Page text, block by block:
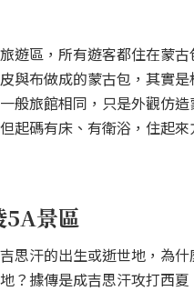
遊區，所有遊客都住在蒙古
與布做成的蒙古包，其實是
般旅館相同，只是外觀仿造
起碼有床、有衛浴，住起來
5A景區
思汗的出生或逝世地，為什
？據傳是成吉思汗攻打西夏